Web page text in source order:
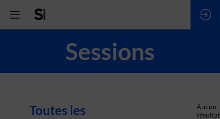
Sessions
Toutes les
Aucun
résultat